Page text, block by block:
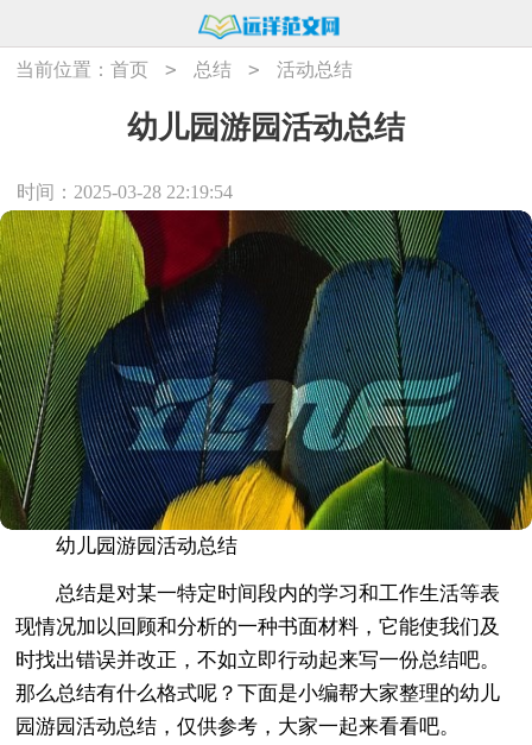
当前位置：首页 > 总结 > 活动总结
幼儿园游园活动总结
时间：2025-03-28 22:19:54
幼儿园游园活动总结
总结是对某一特定时间段内的学习和工作生活等表
现情况加以回顾和分析的一种书面材料，它能使我们及
时找出错误并改正，不如立即行动起来写一份总结吧。
那么总结有什么格式呢？下面是小编帮大家整理的幼儿
园游园活动总结，仅供参考，大家一起来看看吧。